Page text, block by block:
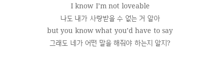
I know I’m not loveable
나도 내가 사랑받을 수 없는 거 알아
but you know what you’d have to say
그래도 네가 어떤 말을 해줘야 하는지 알지?